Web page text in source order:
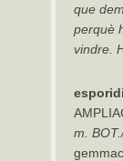
que
perquè
vindre.
esporidi
m.